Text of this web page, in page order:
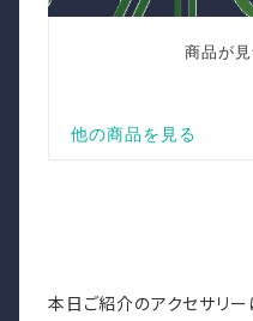
本日ご紹介のアクセサリ